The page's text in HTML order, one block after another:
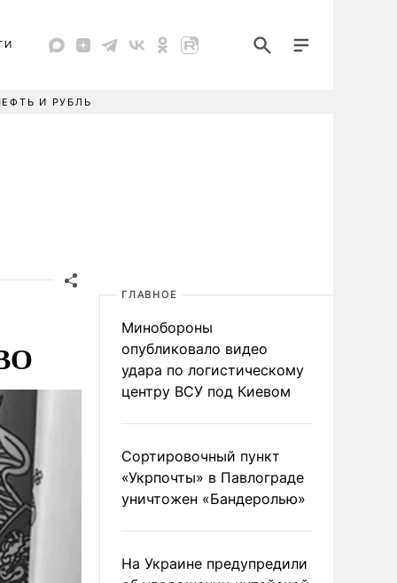
И РУБЛЬ
ГЛАВНОЕ
Минобороны
опубликовало видео
удара по логистическому
центру ВСУ под Киевом
Сортировочный пункт
«Укрпочты» в Павлограде
уничтожен «Бандеролью»
На Украине предупредили